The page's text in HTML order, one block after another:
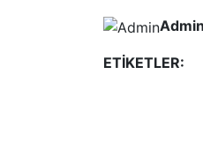
Admin
ETİKETLER: